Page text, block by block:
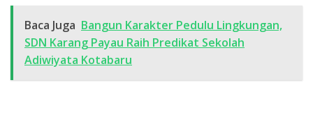
Baca Juga Bangun Karakter Pedulu Lingkungan,
SDN Karang Payau Raih Predikat Sekolah
Adiwiyata Kotabaru